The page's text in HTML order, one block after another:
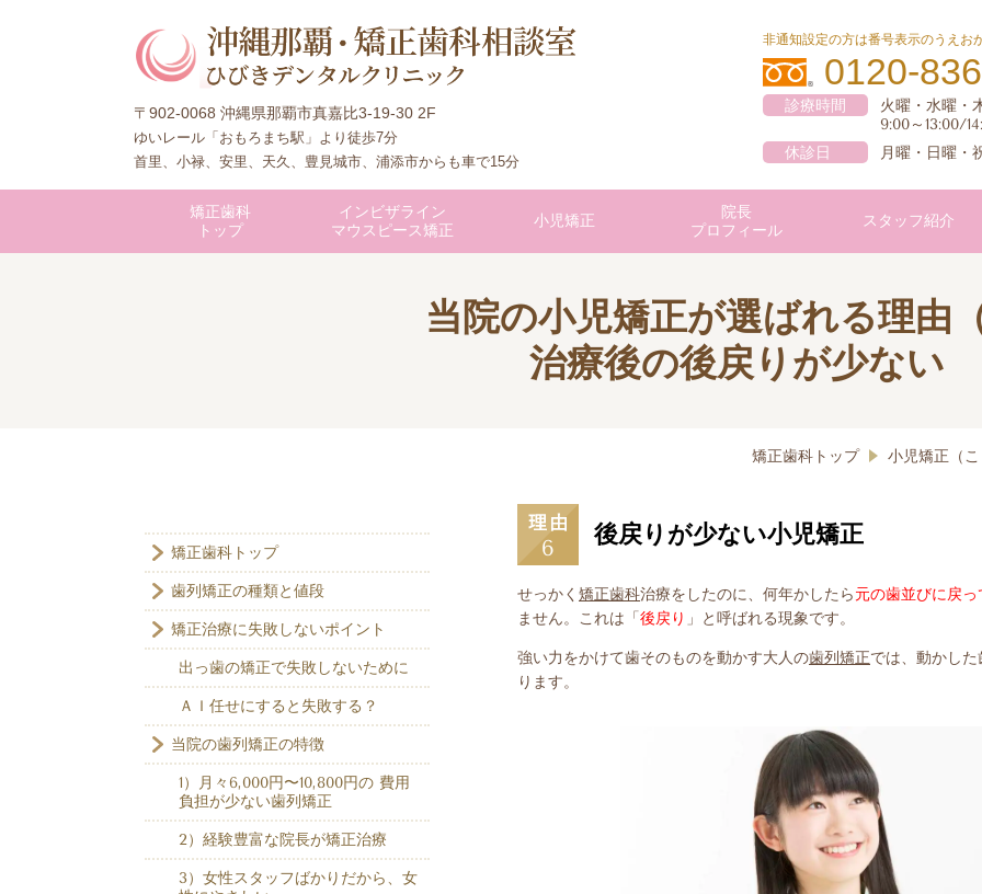
〒902-0068 沖縄県那覇市真嘉比3-19-30 2F
ゆいレール「おもろまち駅」より徒歩7分
首里、小禄、安里、天久、豊見城市、浦添市からも車で15分
非通知設定の方は番号表示のうえお
0120-
診療時間
火曜・水曜・
9:00～13:00/
休診日
月曜・日曜・
矯正歯科
トップ
インビザライン
マウスピース矯正
小児矯正
院長
プロフィール
スタッフ紹介
当院の小児矯正が選ばれる理由
治療後の後戻りが少ない
矯正歯科トップ 小児矯正（
後戻りが少ない小児矯正
せっかく 矯正歯科治療をしたのに、何年かしたら元の歯並びに戻っ
ません。これは「後戻り 」と呼ばれる現象です。
強い力をかけて歯そのものを動かす大人の歯列矯正では、動かし
ります。
矯正歯科トップ
歯列矯正の種類と値段
矯正治療に失敗しないポイント
出っ歯の矯正で失敗しないために
ＡＩ任せにすると失敗する？
当院の歯列矯正の特徴
1）月々6,000円〜10,800円の 費用
負担が少ない歯列矯正
2）経験豊富な院長が矯正治療
3）女性スタッフばかりだから、女